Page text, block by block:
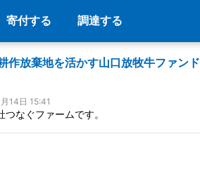
寄付する 調達する
作放棄地を活かす山口放牧牛ファンド
14日 15:41
つなぐファームです。